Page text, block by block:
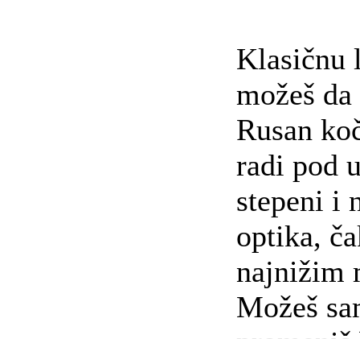
Klasičnu
možeš
Rusan
radi pod
stepeni i
optika,
najnižim
Možeš